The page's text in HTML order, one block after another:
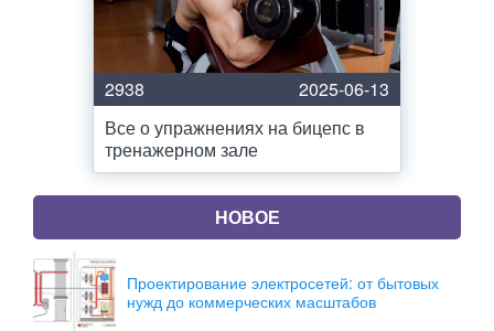
2938
2025-06-13
Все о упражнениях на бицепс в
тренажерном зале
НОВОЕ
Проектирование электросетей: от бытовых
нужд до коммерческих масштабов